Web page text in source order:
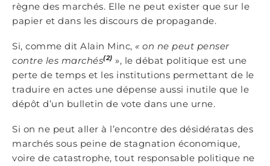
règne des marchés. Elle ne peut exister que sur le
papier et dans les discours de propagande.
Si, comme dit Alain Minc, « on ne peut penser
contre les marchés(2) », le débat politique est une
perte de temps et les institutions permettant de le
traduire en actes une dépense aussi inutile que le
dépôt d’un bulletin de vote dans une urne.
Si on ne peut aller à l’encontre des désidératas des
marchés sous peine de stagnation économique,
voire de catastrophe, tout responsable politique ne